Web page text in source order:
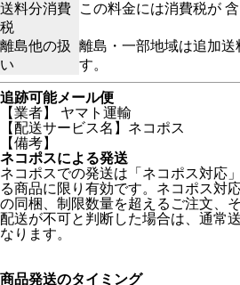
送料分消費
税
この料金には消費税が 含
離島他の扱
い
離島・一部地域は追加送
す。
追跡可能メール便
【業者】 ヤマト運輸
【配送サービス名】ネコポス
【備考】
ネコポスによる発送
ネコポスでの発送は「ネコポス対応
る商品に限り有効です。ネコポス対
の同梱、制限数量を超えるご注文、
配送が不可と判断した場合は、通常
なります。
商品発送のタイミング